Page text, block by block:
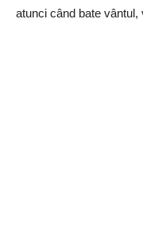
atunci când bate